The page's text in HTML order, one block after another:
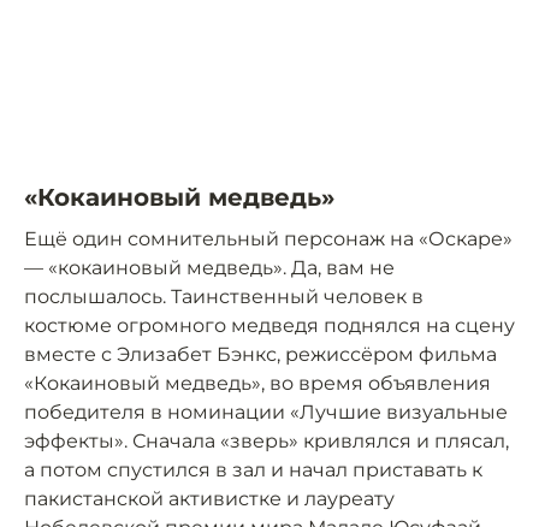
«Кокаиновый медведь»
Ещё один сомнительный персонаж на «Оскаре»
— «кокаиновый медведь». Да, вам не
послышалось. Таинственный человек в
костюме огромного медведя поднялся на сцену
вместе с Элизабет Бэнкс, режиссёром фильма
«Кокаиновый медведь», во время объявления
победителя в номинации «Лучшие визуальные
эффекты». Сначала «зверь» кривлялся и плясал,
а потом спустился в зал и начал приставать к
пакистанской активистке и лауреату